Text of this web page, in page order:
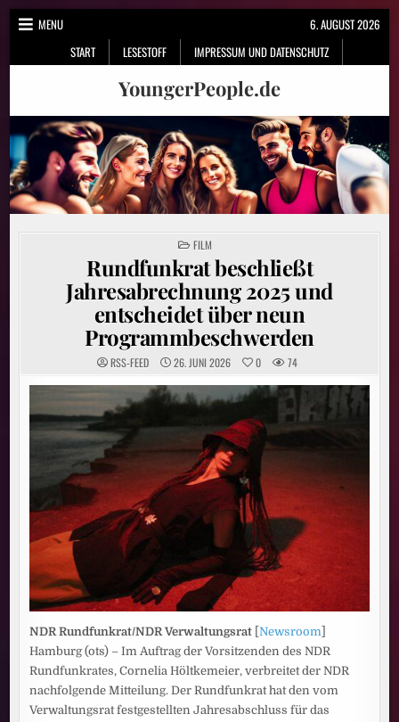
Skip
MENU
START
LESESTOFF IMPRESSUM UND DATENSCHUTZ
6. AUGUST 2026
YoungerPeople.de
POSTED
IN
FILM
Rundfunkrat beschließt
Jahresabrechnung 2025 und
entscheidet über neun
Programmbeschwerden
RSS-FEED 26. JUNI 2026 0 74
NDR Rundfunkrat/NDR Verwaltungsrat [Newsroom
Hamburg (ots) – Im Auftrag der Vorsitzenden des NDR
Rundfunkrates, Cornelia Höltkemeier, verbreitet der NDR
nachfolgende Mitteilung. Der Rundfunkrat hat den vom
Verwaltungsrat festgestellten Jahresabschluss für das